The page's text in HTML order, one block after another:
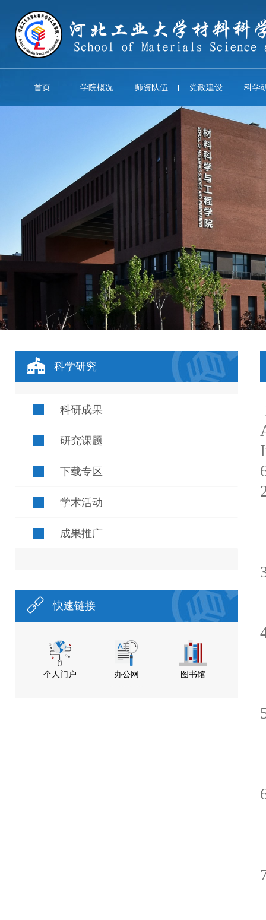
首页 学院概况 师资队伍 党政建设 科学
科学研究
科研成果
研究课题
下载专区
学术活动
成果推广
快速链接
个人门户 办公网 图书馆